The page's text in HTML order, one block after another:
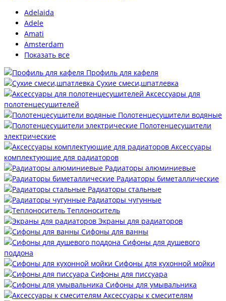
Adelaida
Adele
Amati
Amsterdam
Показать все
Профиль для кафеля
Сухие смеси,шпатлевка
Аксессуары для
полотенцесушителей
Полотенцесушители водяные
Полотенцесушители
электрические
Аксессуары
комплектующие для радиаторов
Радиаторы алюминиевые
Радиаторы биметаллические
Радиаторы стальные
Радиаторы чугунные
Теплоноситель
Экраны для радиаторов
Сифоны для ванны
Сифоны для душевого
поддона
Сифоны для кухонной мойки
Сифоны для писсуара
Сифоны для умывальника
Аксессуары к смесителям